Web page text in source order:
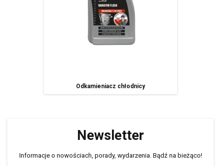
Odkamieniacz chłodnicy
Newsletter
Informacje o nowościach, porady, wydarzenia. Bądź na bieżąco!